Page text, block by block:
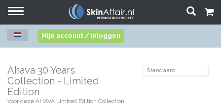
Toggle
Mijn account / inloggen
Ahava 30 Years
Collection - Limited
Edition
Voor deze AHAVA Limited Edition Collection